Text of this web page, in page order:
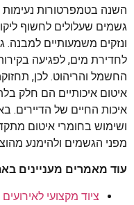
השנה בטמפרטורות
גשמים שעלולים לחשוף
ונזקים משמעותיים למבנה.
לחדירת מים, לפגיעה
החשמל והריהוט. לכן,
איטום איכותיים הם חלק
איכות החיים של הדיירים.
ושימוש בחומרי איטום
מפני הגשמים ולהימנע
עוד מאמרים מעניינים
ציוד מקצועי